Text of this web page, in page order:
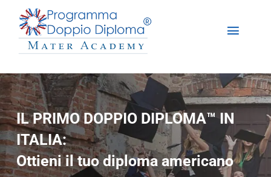
Salta
contenuto
Toggle
Chi Siamo
Programma Doppio Diploma
Iscrizioni
IL PRIMO DOPPIO DIPLOMA™ IN
ITALIA:
Ottieni il tuo diploma americano